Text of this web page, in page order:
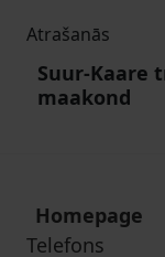
Atrašanās
Suur-Kaare
maakond
Homepage
Telefons